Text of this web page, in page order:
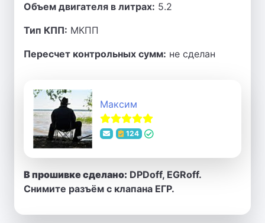
Объем двигателя в литрах: 5.2
Тип КПП: МКПП
Пересчет контрольных сумм: не сделан
Максим
124
В прошивке сделано: DPDoff, EGRoff.
Снимите разъём с клапана ЕГР.